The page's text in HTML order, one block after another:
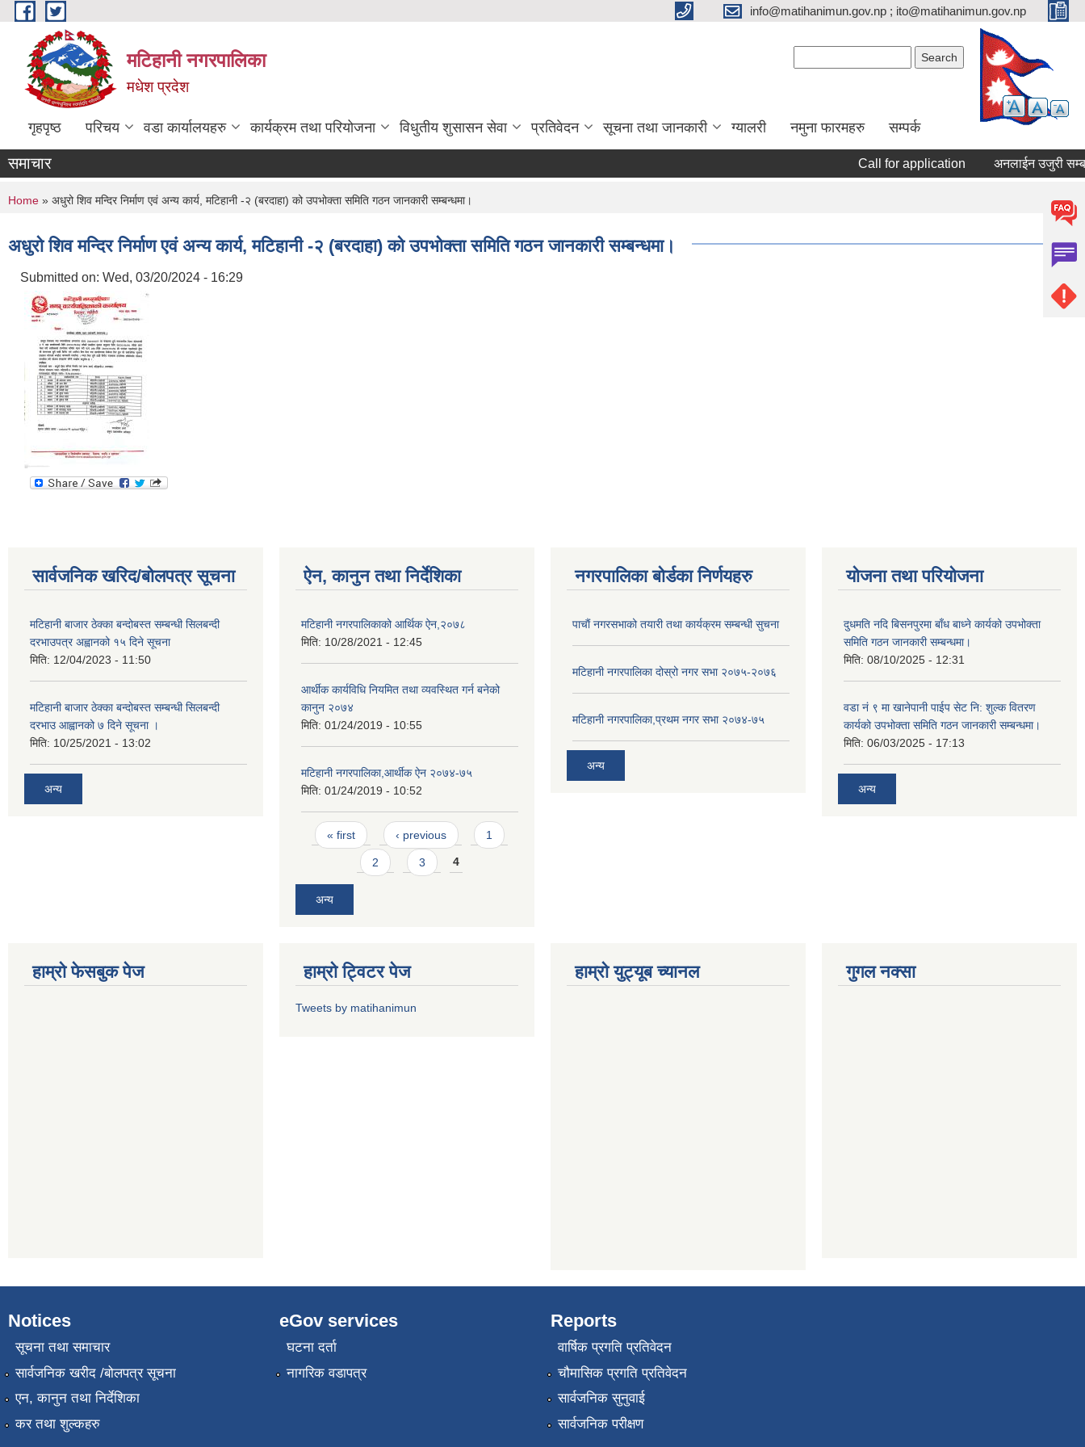
Skip to main content info@matihanimun.gov.np ; ito@matihanimun.gov.np
मटिहानी नगरपालिका
मधेश प्रदेश
गृहपृष्ठ परिचय वडा कार्यालयहरु कार्यक्रम तथा परियोजना विधुतीय शुसासन सेवा प्रतिवेदन सूचना तथा जानकारी ग्यालरी नमुना फारमहरु सम्पर्क
समाचार Call for application अनलाईन उजुरी
You are here
Home » अधुरो शिव मन्दिर निर्माण एवं अन्य कार्य, मटिहानी -२ (बरदाहा) को उपभोक्ता समिति गठन जानकारी सम्बन्धमा।
अधुरो शिव मन्दिर निर्माण एवं अन्य कार्य, मटिहानी -२ (बरदाहा) को उपभोक्ता समिति गठन जानकारी सम्बन्धमा।
Submitted on: Wed, 03/20/2024 - 16:29
सार्वजनिक खरिद/बोलपत्र सूचना
मटिहानी बाजार ठेक्का बन्दोबस्त सम्बन्धी सिलबन्दी
दरभाउपत्र अह्वानको १५ दिने सूचना
मिति: 12/04/2023 - 11:50
मटिहानी बाजार ठेक्का बन्दोबस्त सम्बन्धी सिलबन्दी
दरभाउ आह्वानको ७ दिने सूचना ।
मिति: 10/25/2021 - 13:02
अन्य
ऐन, कानुन तथा निर्देशिका
मटिहानी नगरपालिकाको आर्थिक ऐन,२०७८
मिति: 10/28/2021 - 12:45
आर्थीक कार्यविधि नियमित तथा व्यवस्थित गर्न बनेको
कानुन २०७४
मिति: 01/24/2019 - 10:55
मटिहानी नगरपालिका,आर्थीक ऐन २०७४-७५
मिति: 01/24/2019 - 10:52
Pages
« first ‹ previous 1
2 3 4
अन्य
नगरपालिका बोर्डका निर्णयहरु
पाचाैं नगरसभाको तयारी तथा कार्यक्रम सम्बन्धी सुचना
मटिहानी नगरपालिका दोस्रो नगर सभा २०७५-२०७६
मटिहानी नगरपालिका,प्रथम नगर सभा २०७४-७५
अन्य
योजना तथा परियोजना
दुधमति नदि बिसनपुरमा बाँध बाध्ने कार्यको उपभोक्ता
समिति गठन जानकारी सम्बन्धमा।
मिति: 08/10/2025 - 12:31
वडा नं ९ मा खानेपानी पाईप सेट नि: शुल्क वितरण
कार्यको उपभोक्ता समिति गठन जानकारी सम्बन्धमा।
मिति: 06/03/2025 - 17:13
अन्य
हाम्राे फेसबुक पेज हाम्राे ट्विटर पेज
Tweets by matihanimun
हाम्रो युट्यूब च्यानल गुगल नक्सा
Notices
सूचना तथा समाचार
सार्वजनिक खरीद /बोलपत्र सूचना
एन, कानुन तथा निर्देशिका
कर तथा शुल्कहरु
eGov services
घटना दर्ता
नागरिक वडापत्र
Reports
वार्षिक प्रगति प्रतिवेदन
चौमासिक प्रगति प्रतिवेदन
सार्वजनिक सुनुवाई
सार्वजनिक परीक्षण